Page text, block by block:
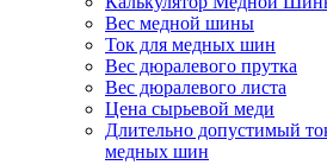
Вес медной шины
Ток для медных шин
Вес дюралевого прутка
Вес дюралевого листа
Цена сырьевой меди
Длительно допустимый
медных шин